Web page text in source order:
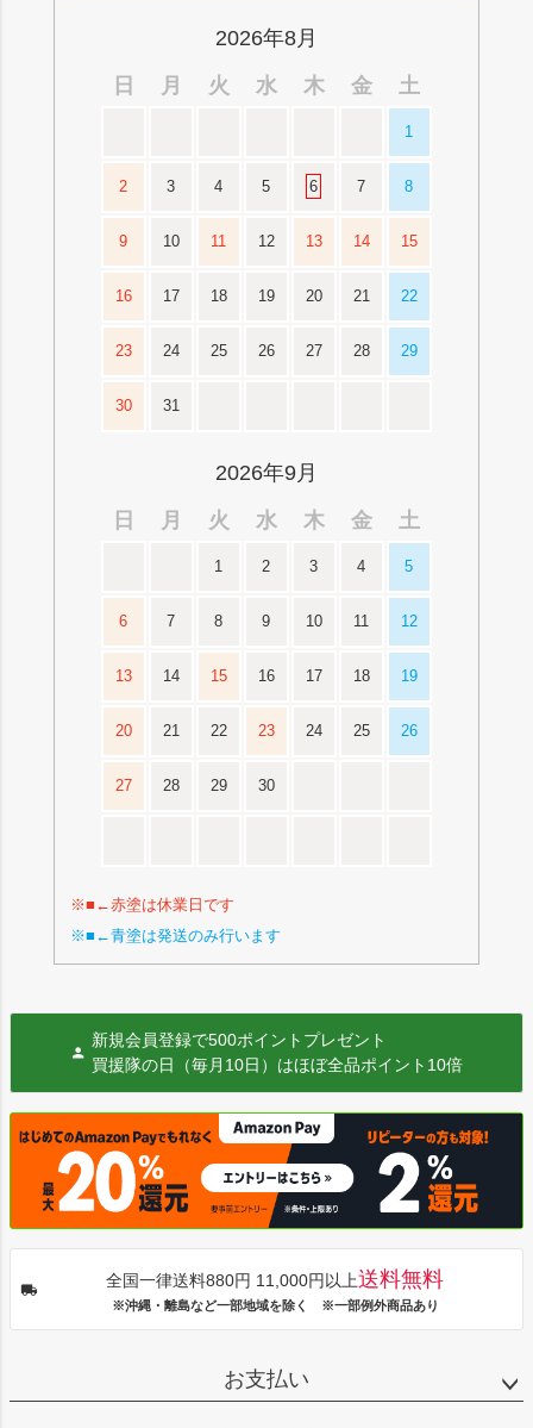
2026年8月
日
月 火 水 木 金 土
1
2 3 4 5 6 7 8
9 10 11 12 13 14 15
16 17 18 19 20 21 22
23 24 25 26 27 28 29
30 31
2026年9月
日
月 火 水 木 金 土
1 2 3 4 5
6 7 8 9 10 11 12
13 14 15 16 17 18 19
20 21 22 23 24 25 26
27 28 29 30
※■←赤塗は休業日です
※■←青塗は発送のみ行います
新規会員登録で500ポイントプレゼント
買援隊の日（毎月10日）はほぼ全品ポイント10倍
全国一律送料880円 11,000円以上送料無料
※沖縄・離島など一部地域を除く ※一部例外商品あり
お支払い